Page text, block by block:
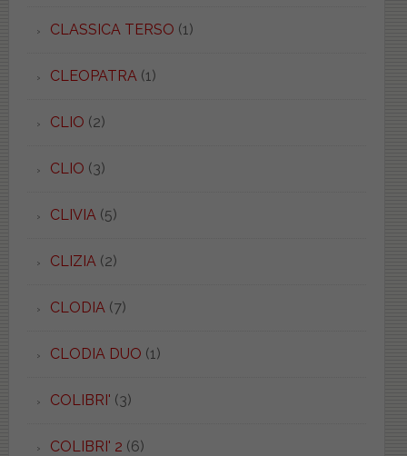
CLASSICA TERSO (1)
CLEOPATRA (1)
CLIO (2)
CLIO (3)
CLIVIA (5)
CLIZIA (2)
CLODIA (7)
CLODIA DUO (1)
COLIBRI' (3)
COLIBRI' 2 (6)